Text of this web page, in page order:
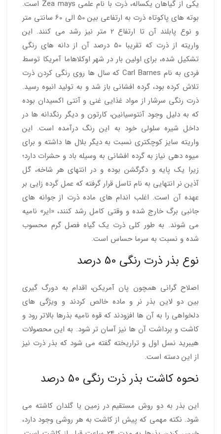
یکی از گیاهان یکساله، ذرت با نام علمی Zea mays است.
بوته های پاکوتاه ذرت به ارتفاعی بین 50 الی 60 سانتی متر
و نوع پابلند آن تا ارتفاع 2 متر نیز رشد می کنند. این
واریته از ذرت که تقریبا 50 درصد آن از دانه های رنگی
تشکیل شده، برای اولین بار در شهر اوکلاهاما آمریکا توسط
فردی به نام Carl Barnes که سال ها روی رنگی کردن ذرت
تلاش کرده بود، گرده افشانی باز شد و به تولید انبوه رسید.
ذرت رنگی سرشار از مواد غذایی غنی و آنتی اکسیدان بوده
که به دلیل وجود آنتوسیانین، کارتون و دیگر رنگدانه ها در
داخل شیره سلولی خود به این رنگ درآمده است. این
واریته سایز کوچکتری نسبت به دیگر بلال ها داشته و برای
میوه دهی نیاز به گرده افشانی به وسیله باد و حشرات دارد؛
زیرا یک پایه و دگرگشن بوده و در انتهای هر شاخه، گل
آذین نر انتهایی به نام تاسل قرار گرفته که عمل گرده زایی بر
عهده آن است. اغلب اندام های ماده ذرت از جوانه های
جانبی برگ خارج شده و وقتی کامل رشد کنند، «ایر» نامیه
می شوند. به طور کلی ذرت یک گیاه فصل گرم محسوب
شده و نسبت به سرما حساس است.
نوع بذر ذرت رنگی 50 درصد
اصلاح گرانی همچون پان آمریکن، اقدام به دورگ گیری
بین دو لاین بذر نر و ماده خالص کردند و ویژگی های
دلخواهی را به آن ها افزودند که قوه نامیه بذرها بالاتر رود و
کاشت و برداشت آن ها نیز آسان تر شود. به این محصولات
هیبرید نسل اول و تراریخته گفته می شود که بذر ذرت نیز
از این دسته است.
نحوه کاشت بذر ذرت رنگی 50 درصد
این بذر به دو روش مستقیم در زمین یا گلدان کاشته می
شود. نکته مهمی که پیش از کاشت به هر روشی وجود دارد،